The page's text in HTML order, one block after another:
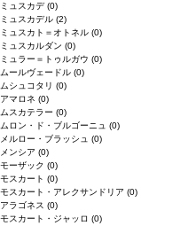
ミュスカデ(0)
ミュスカデル (2)
ミュスカト＝オトネル (0)
ミュスカルダン (0)
ミュラー＝トゥルガウ (0)
ムールヴェードル (0)
ムシュコタリ (0)
アマロネ (0)
ムスカテラー (0)
ムロン・ド・ブルゴーニュ (0)
メルロー・ブラッシュ (0)
メンシア (0)
モーザック (0)
モスカート (0)
モスカート・アレクサンドリア (0)
アラゴネス (0)
モスカート・ジャッロ (0)